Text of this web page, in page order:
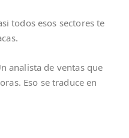
todos esos sectores te
analista de ventas que
Eso se traduce en